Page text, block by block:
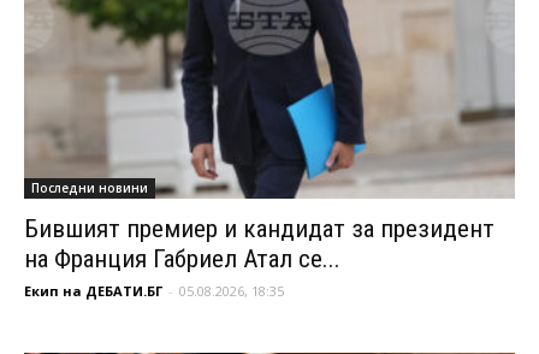
Последни новини
Бившият премиер и кандидат за президент
на Франция Габриел Атал се...
Екип на ДЕБАТИ.БГ - 05.08.2026, 18:35